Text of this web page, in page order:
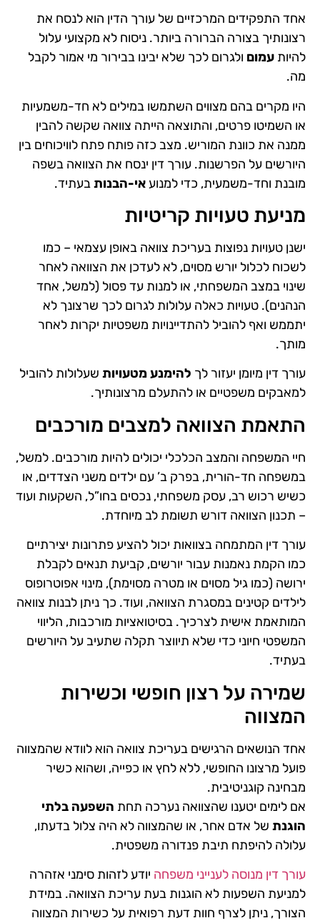
אחד התפקידים המרכזיים של עורך הדין הוא לנסח את
רצונותיך בצורה הברורה ביותר. ניסוח לא מקצועי עלול
להיות עמום ולגרום לכך שלא יבינו בבירור מי אמור לקבל
מה.
היו מקרים בהם מצווים השתמשו במילים לא חד-משמעיות
או השמיטו פרטים, והתוצאה הייתה צוואה שקשה להבין
ממנה את כוונת המוריש. מצב כזה פותח פתח לוויכוחים בין
היורשים על הפרשנות. עורך דין ינסח את הצוואה בשפה
מובנת וחד-משמעית, כדי למנוע אי-הבנותבעתיד.
מניעת טעויות קריטיות
ישנן טעויות נפוצות בעריכת צוואה באופן עצמאי – כמו
לשכוח לכלול יורש מסוים, לא לעדכן את הצוואה לאחר
שינוי במצב המשפחתי, או למנות עד פסול (למשל, אחד
הנהנים). טעויות כאלה עלולות לגרום לכך שרצונך לא
יתממש ואף להוביל להתדיינויות משפטיות יקרות לאחר
מותך.
עורך דין מיומן יעזור לך להימנע מטעויות שעלולות להוביל
למאבקים משפטיים או להתעלם מרצונותיך​.
התאמת הצוואה למצבים מורכבים
חיי המשפחה והמצב הכלכלי יכולים להיות מורכבים. למשל,
במשפחה חד-הורית, בפרק ב’ עם ילדים משני הצדדים, או
כשיש רכוש רב, עסק משפחתי, נכסים בחו”ל, השקעות ועוד
– תכנון הצוואה דורש תשומת לב מיוחדת.
עורך דין המתמחה בצוואות יכול להציע פתרונות יצירתיים
כמו הקמת נאמנות עבור יורשים, קביעת תנאים לקבלת
ירושה (כמו גיל מסוים או מטרה מסוימת), מינוי אפוטרופוס
לילדים קטינים במסגרת הצוואה, ועוד. כך ניתן לבנות צוואה
המותאמת אישית לצרכיך. בסיטואציות מורכבות, הליווי
המשפטי חיוני כדי שלא תיווצר תקלה שתעיב על היורשים
בעתיד​.
שמירה על רצון חופשי וכשירות
המצווה
אחד הנושאים הרגישים בעריכת צוואה הוא לוודא שהמצווה
פועל מרצונו החופשי, ללא לחץ או כפייה, ושהוא כשיר
מבחינה קוגניטיבית.
אם לימים יטענו שהצוואה נערכה תחת השפעה בלתי
הוגנת של אדם אחר, או שהמצווה לא היה צלול בדעתו,
עלולה להיפתח תיבת פנדורה משפטית.
עורך דין מנוסה לענייני משפחה יודע לזהות סימני אזהרה
למניעת השפעות לא הוגנות בעת עריכת הצוואה. במידת
הצורך, ניתן לצרף חוות דעת רפואית על כשירות המצווה